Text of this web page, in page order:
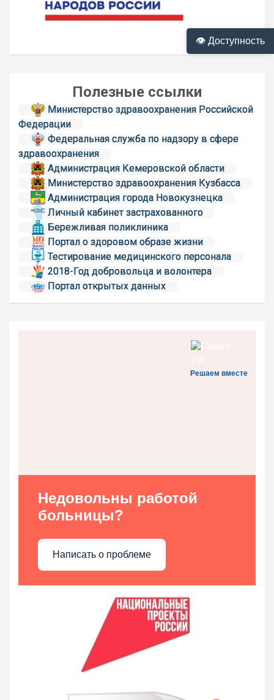
👁 Доступность
Полезные ссылки
Министерство здравоохранения Российской
Федерации
Федеральная служба по надзору в сфере
здравоохранения
Администрация Кемеровской области
Министерство здравоохранения Кузбасса
Администрация города Новокузнецка
Личный кабинет застрахованного
Бережливая поликлиника
Портал о здоровом образе жизни
Тестирование медицинского персонала
2018-Год добровольца и волонтера
Портал открытых данных
Решаем вместе
Недовольны работой
больницы?
Написать о проблеме